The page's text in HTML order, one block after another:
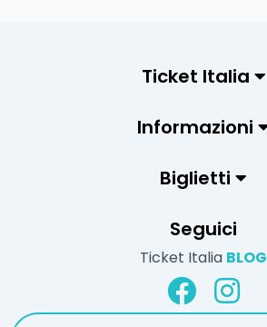
Ticket Italia
Informazioni
Biglietti
Seguici
Ticket Italia BLOG